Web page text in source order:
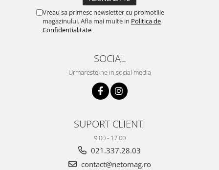
Vreau sa primesc newsletter cu promotiile
magazinului. Afla mai multe in Politica de
Confidentialitate
SOCIAL
Urmareste-ne in social media
SUPORT CLIENTI
9:00 - 17:00
021.337.28.03
contact@netomag.ro